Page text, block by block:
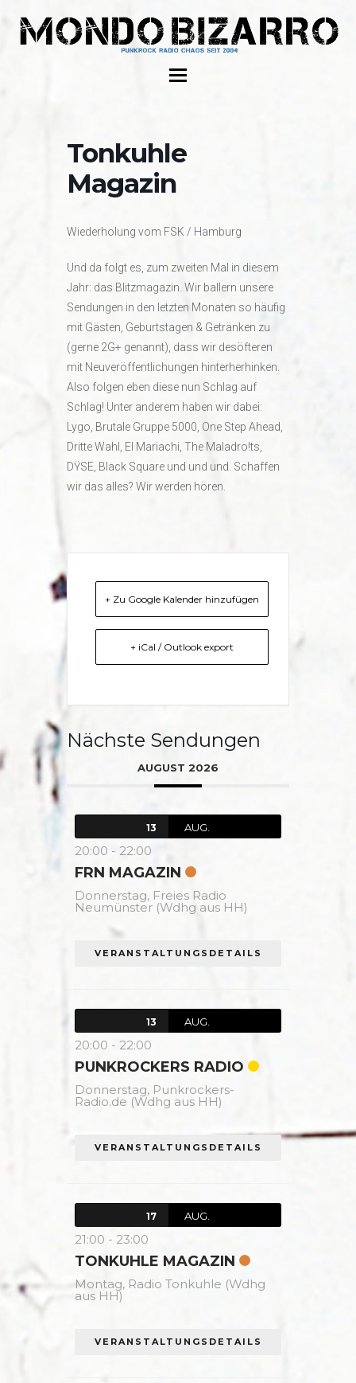
Tonkuhle
Magazin
Wiederholung vom FSK / Hamburg
Und da folgt es, zum zweiten Mal in diesem
Jahr: das Blitzmagazin. Wir ballern unsere
Sendungen in den letzten Monaten so häufig
mit Gästen, Geburtstagen & Getränken zu
(gerne 2G+ genannt), dass wir desöfteren
mit Neuveröffentlichungen hinterherhinken.
Also folgen eben diese nun Schlag auf
Schlag! Unter anderem haben wir dabei:
Lygo, Brutale Gruppe 5000, One Step Ahead,
Dritte Wahl, El Mariachi, The Maladro!ts,
DŸSE, Black Square und und und. Schaffen
wir das alles? Wir werden hören.
+ Zu Google Kalender hinzufügen
+ iCal / Outlook export
Nächste Sendungen
AUGUST 2026
13 AUG.
20:00 - 22:00
FRN MAGAZIN
Donnerstag, Freies Radio
Neumünster (Wdhg aus HH)
VERANSTALTUNGSDETAILS
13 AUG.
20:00 - 22:00
PUNKROCKERS RADIO
Donnerstag, Punkrockers-
Radio.de (Wdhg aus HH)
VERANSTALTUNGSDETAILS
17 AUG.
21:00 - 23:00
TONKUHLE MAGAZIN
Montag, Radio Tonkuhle (Wdhg
aus HH)
VERANSTALTUNGSDETAILS